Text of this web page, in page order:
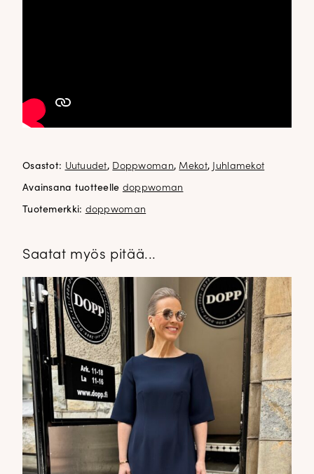
Osastot: Uutuudet, Doppwoman, Mekot, Juhlamekot
Avainsana tuotteelle doppwoman
Tuotemerkki: doppwoman
Saatat myös pitää...